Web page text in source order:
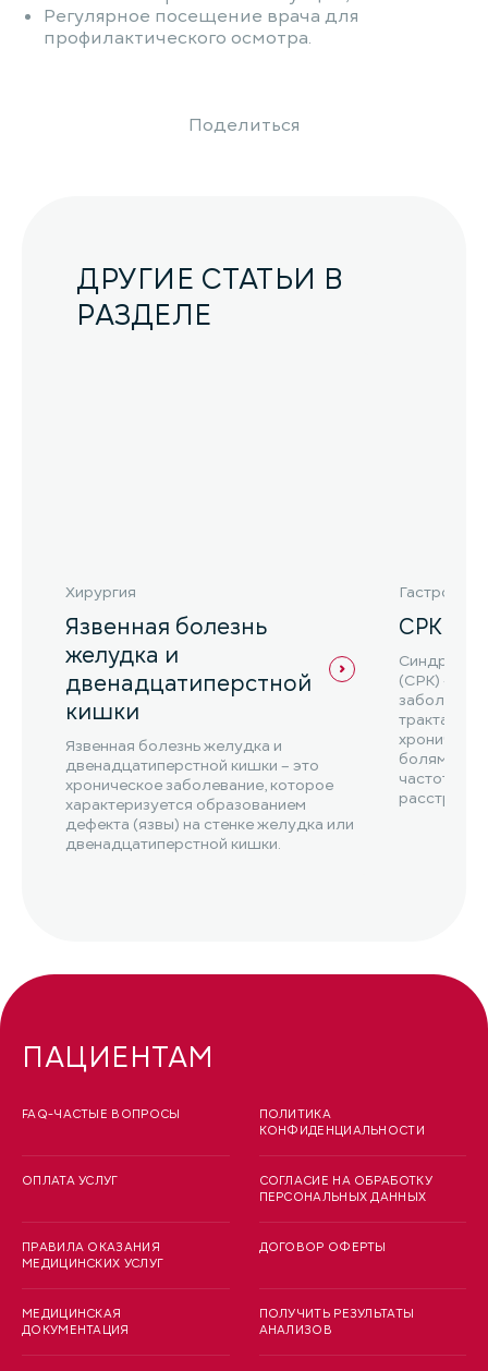
Регулярное посещение врача для
профилактического осмотра.
Поделиться
ДРУГИЕ СТАТЬИ В
РАЗДЕЛЕ
Хирургия
Язвенная болезнь
желудка и
двенадцатиперстной
кишки
Язвенная болезнь желудка и
двенадцатиперстной кишки – это
хроническое заболевание, которое
характеризуется образованием
дефекта (язвы) на стенке желудка или
двенадцатиперстной кишки.
СРК
Синдром
(СРК) – это
тракта,
болями в
частоты
ПАЦИЕНТАМ
FAQ-ЧАСТЫЕ ВОПРОСЫ
ОПЛАТА УСЛУГ
ПРАВИЛА ОКАЗАНИЯ
МЕДИЦИНСКИХ УСЛУГ
МЕДИЦИНСКАЯ
ДОКУМЕНТАЦИЯ
ПОЛИТИКА
КОНФИДЕНЦИАЛЬНОСТИ
СОГЛАСИЕ НА ОБРАБОТКУ
ПЕРСОНАЛЬНЫХ ДАННЫХ
ДОГОВОР ОФЕРТЫ
ПОЛУЧИТЬ РЕЗУЛЬТАТЫ
АНАЛИЗОВ